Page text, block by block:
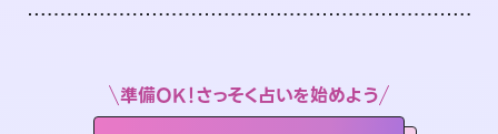
準備OK！さっそく占いを始めよう